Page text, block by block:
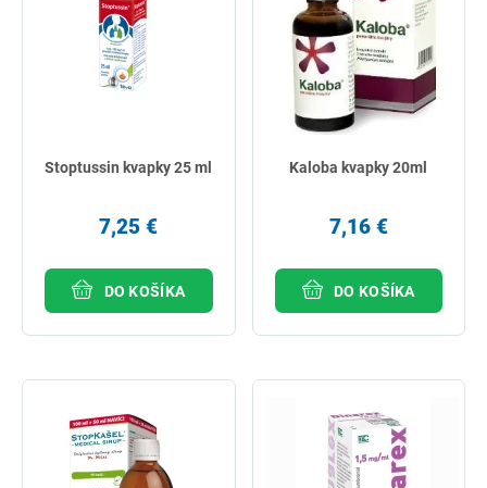
Stoptussin kvapky 25 ml
7,25 €
DO KOŠÍKA
Kaloba kvapky 20ml
7,16 €
DO KOŠÍKA